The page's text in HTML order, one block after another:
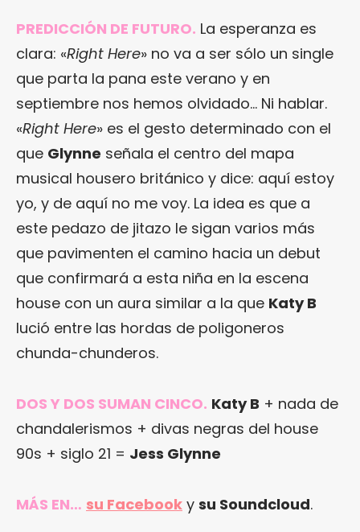
PREDICCIÓN DE FUTURO. La esperanza es
clara: «Right Here» no va a ser sólo un single
que parta la pana este verano y en
septiembre nos hemos olvidado… Ni hablar.
«Right Here» es el gesto determinado con el
que Glynne señala el centro del mapa
musical housero británico y dice: aquí estoy
yo, y de aquí no me voy. La idea es que a
este pedazo de jitazo le sigan varios más
que pavimenten el camino hacia un debut
que confirmará a esta niña en la escena
house con un aura similar a la que Katy B
lució entre las hordas de poligoneros
chunda-chunderos.
DOS Y DOS SUMAN CINCO. Katy B + nada de
chandalerismos + divas negras del house
90s + siglo 21 = Jess Glynne
MÁS EN… su Facebook y su Soundcloud.